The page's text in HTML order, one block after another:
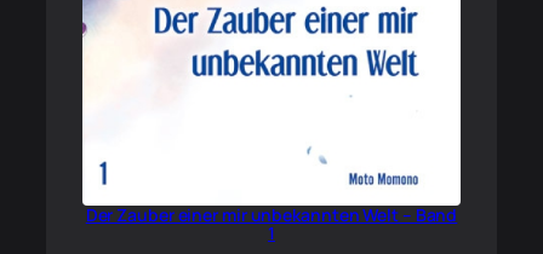
Der Zauber einer mir unbekannten Welt – Band
1